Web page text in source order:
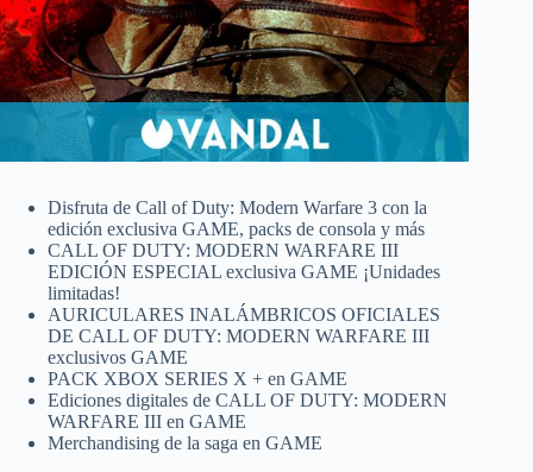
Disfruta de Call of Duty: Modern Warfare 3 con la
edición exclusiva GAME, packs de consola y más
CALL OF DUTY: MODERN WARFARE III
EDICIÓN ESPECIAL exclusiva GAME ¡Unidades
limitadas!
AURICULARES INALÁMBRICOS OFICIALES
DE CALL OF DUTY: MODERN WARFARE III
exclusivos GAME
PACK XBOX SERIES X + en GAME
Ediciones digitales de CALL OF DUTY: MODERN
WARFARE III en GAME
Merchandising de la saga en GAME